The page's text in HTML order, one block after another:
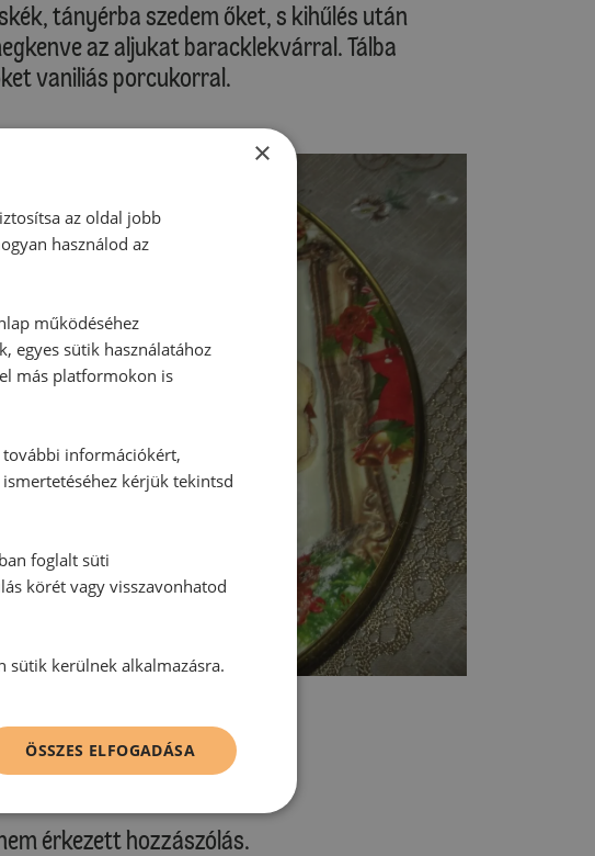
tányérba szedem őket, s kihűlés után
az aljukat baracklekvárral. Tálba
vaniliás porcukorral.
érkezett hozzászólás.
×
az oldal jobb
használod az
működéséhez
egyes sütik használatához
más platformokon is
további információkért,
kérjük tekintsd
foglalt süti
körét vagy visszavonhatod
sütik kerülnek alkalmazásra.
ÖSSZES ELFOGADÁSA